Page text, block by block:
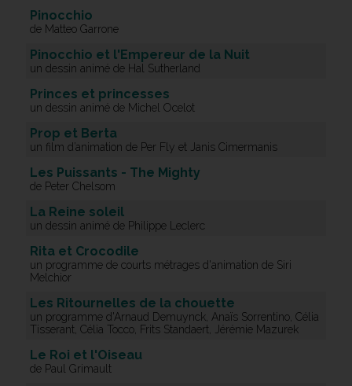
Pinocchio
de Matteo Garrone
Pinocchio et l'Empereur de la Nuit
un dessin animé de Hal Sutherland
Princes et princesses
un dessin animé de Michel Ocelot
Prop et Berta
un film d’animation de Per Fly et Janis Cimermanis
Les Puissants - The Mighty
de Peter Chelsom
La Reine soleil
un dessin animé de Philippe Leclerc
Rita et Crocodile
un programme de courts métrages d'animation de Siri
Melchior
Les Ritournelles de la chouette
un programme d'Arnaud Demuynck, Anaïs Sorrentino, Célia
Tisserant, Célia Tocco, Frits Standaert, Jérémie Mazurek
Le Roi et l'Oiseau
de Paul Grimault